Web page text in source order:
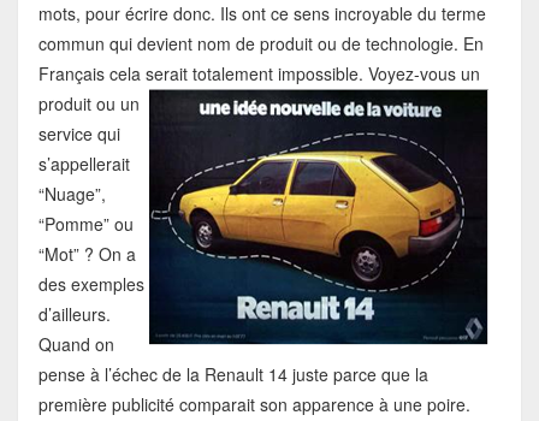
mots, pour écrire donc. Ils ont ce sens incroyable du terme
commun qui devient nom de produit ou de technologie. En
Français cela serait totalement impossible. Voyez-vous un
produit ou un
service qui
s’appellerait
“Nuage”,
“Pomme” ou
“Mot” ? On a
des exemples
d’ailleurs.
Quand on
pense à l’échec de la Renault 14 juste parce que la
première publicité comparait son apparence à une poire.